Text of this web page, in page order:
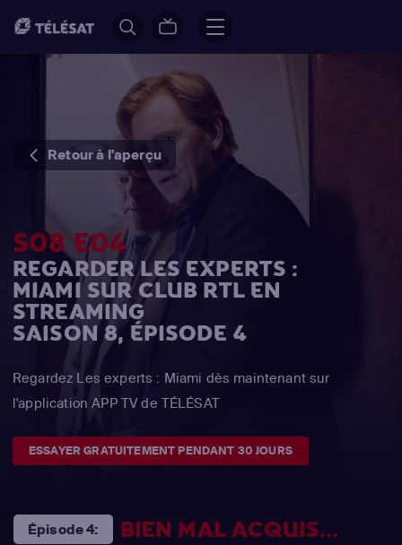
Retour à l'aperçu
S08 E04
REGARDER LES EXPERTS :
MIAMI SUR CLUB RTL EN
STREAMING
SAISON 8, ÉPISODE 4
Regardez Les experts : Miami dès maintenant sur
l'application APP TV de TÉLÉSAT
ESSAYER GRATUITEMENT PENDANT 30 JOURS
Épisode 4: BIEN MAL ACQUIS...